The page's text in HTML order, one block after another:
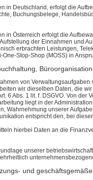
in Deutschland, erfolgt die
Buchungsbelege,
in Österreich erfolgt die
der Einnahmen und
erbrachten Leistungen,
Stop-Shop (MOSS) in
von
wir dieselben Daten, die
6 Abs. 1 lit. f. DSGVO. Von
liegt in der
Wahrnehmung unserer
entspricht den, bei
hierbei Daten an die
unserer
und